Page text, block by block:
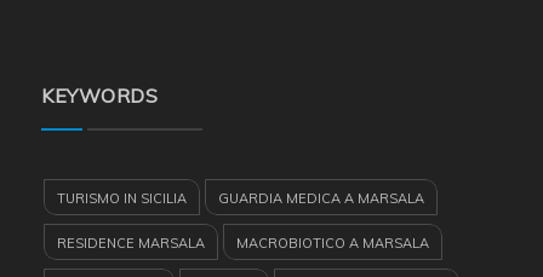
KEYWORDS
TURISMO IN SICILIA GUARDIA MEDICA A MARSALA
RESIDENCE MARSALA MACROBIOTICO A MARSALA